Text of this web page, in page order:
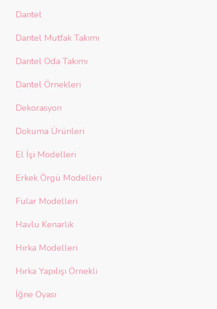
Dantel
Dantel Mutfak Takımı
Dantel Oda Takımı
Dantel Örnekleri
Dekorasyon
Dokuma Ürünleri
El İşi Modelleri
Erkek Örgü Modelleri
Fular Modelleri
Havlu Kenarlık
Hırka Modelleri
Hırka Yapılışı Örnekli
İğne Oyası